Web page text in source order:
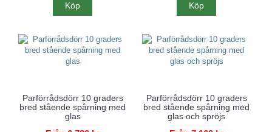
Köp Köp
Parförrådsdörr 10 graders
bred stående spårning med
glas
Parförrådsdörr 10 graders
bred stående spårning med
glas och spröjs